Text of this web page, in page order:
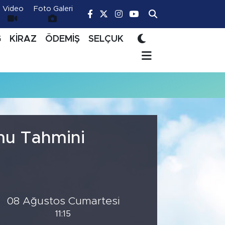
Video Foto Galeri
KİRAZ ÖDEMİŞ SELÇUK
Tahmini
08 Ağustos Cumartesi
11:15